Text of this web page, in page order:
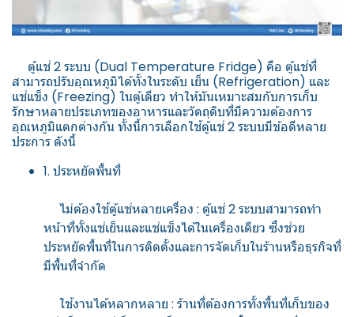
ตู้แช่ 2 ระบบ (Dual Temperature Fridge) คือ ตู้แช่ที่
สามารถปรับอุณหภูมิได้ทั้งในระดับ เย็น (Refrigeration) และ
แช่แข็ง (Freezing) ในตู้เดียว ทำให้มันเหมาะสมกับการเก็บ
รักษาหลายประเภทของอาหารและวัตถุดิบที่มีความต้องการ
อุณหภูมิแตกต่างกัน ทั้งนี้การเลือกใช้ตู้แช่ 2 ระบบมีข้อดีหลาย
ประการ ดังนี้
1. ประหยัดพื้นที่
ไม่ต้องใช้ตู้แช่หลายเครื่อง : ตู้แช่ 2 ระบบสามารถทำ
หน้าที่ทั้งแช่เย็นและแช่แข็งได้ในเครื่องเดียว ซึ่งช่วย
ประหยัดพื้นที่ในการติดตั้งและการจัดเก็บในร้านหรือธุรกิจที่
มีพื้นที่จำกัด
ใช้งานได้หลากหลาย : ร้านที่ต้องการทั้งพื้นที่เก็บของ